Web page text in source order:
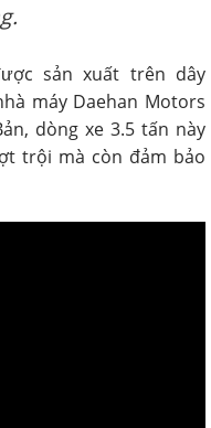
sản xuất trên dây
máy Daehan Motors
dòng xe 3.5 tấn này
trội mà còn đảm bảo